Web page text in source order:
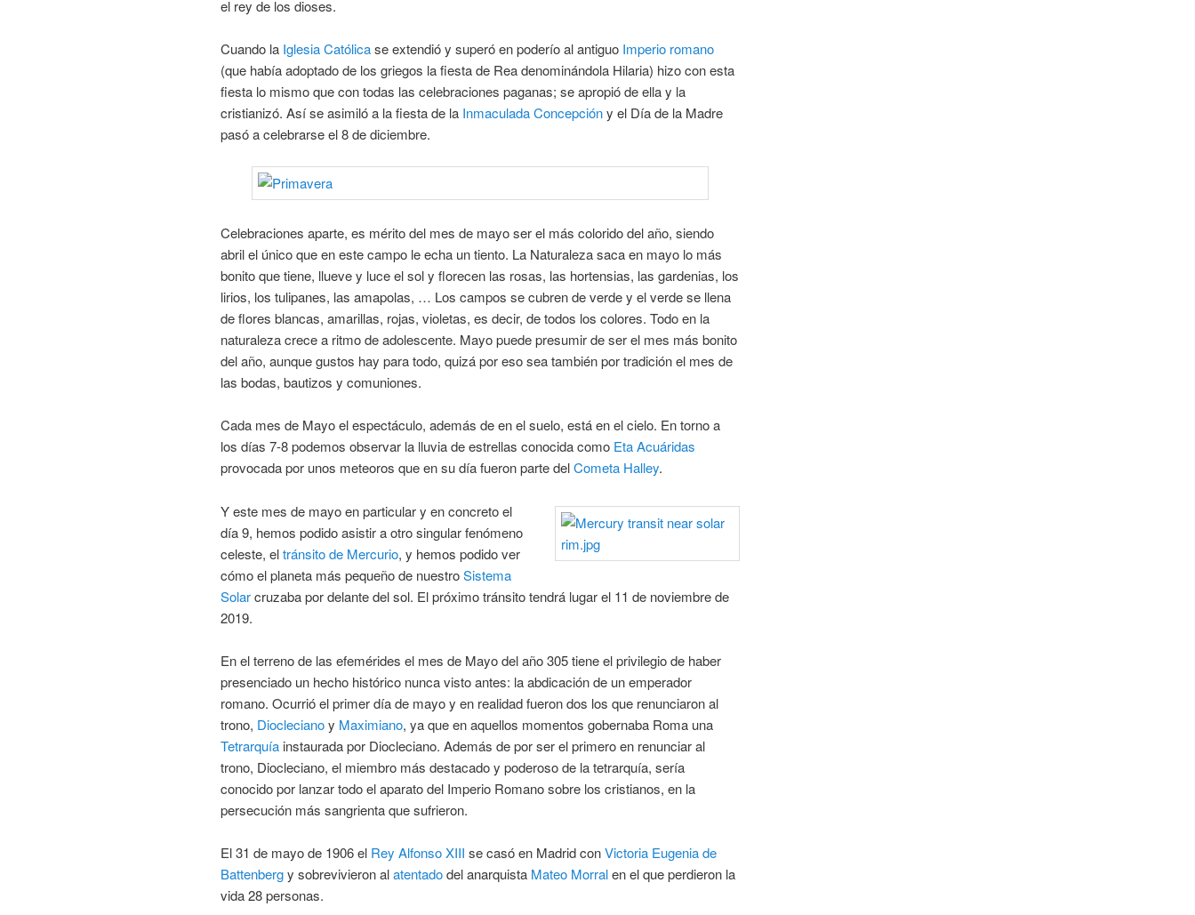
el rey de los dioses.
Cuando la Iglesia Católicase extendió y superó en poderío al antiguo Imperio romano
(que había adoptado de los griegos la fiesta de Rea denominándola Hilaria) hizo con esta
fiesta lo mismo que con todas las celebraciones paganas; se apropió de ella y la
cristianizó. Así se asimiló a la fiesta de la Inmaculada Concepcióny el Día de la Madre
pasó a celebrarse el 8 de diciembre.
Celebraciones aparte, es mérito del mes de mayo ser el más colorido del año, siendo
abril el único que en este campo le echa un tiento. La Naturaleza saca en mayo lo más
bonito que tiene, llueve y luce el sol y florecen las rosas, las hortensias, las gardenias, los
lirios, los tulipanes, las amapolas, … Los campos se cubren de verde y el verde se llena
de flores blancas, amarillas, rojas, violetas, es decir, de todos los colores. Todo en la
naturaleza crece a ritmo de adolescente. Mayo puede presumir de ser el mes más bonito
del año, aunque gustos hay para todo, quizá por eso sea también por tradición el mes de
las bodas, bautizos y comuniones.
Cada mes de Mayo el espectáculo, además de en el suelo, está en el cielo. En torno a
los días 7-8 podemos observar la lluvia de estrellas conocida como Eta Acuáridas
provocada por unos meteoros que en su día fueron parte delCometa Halley.
Y este mes de mayo en particular y en concreto el
día 9, hemos podido asistir a otro singular fenómeno
celeste, eltránsito de Mercurio, y hemos podido ver
cómo el planeta más pequeño de nuestroSistema
Solarcruzaba por delante del sol. El próximo tránsito tendrá lugar el 11 de noviembre de
2019.
En el terreno de las efemérides el mes de Mayo del año 305 tiene el privilegio de haber
presenciado un hecho histórico nunca visto antes: la abdicación de un emperador
romano. Ocurrió el primer día de mayo y en realidad fueron dos los que renunciaron al
trono, Dioclecianoy Maximiano, ya que en aquellos momentos gobernaba Roma una
Tetrarquía instaurada por Diocleciano. Además de por ser el primero en renunciar al
trono, Diocleciano, el miembro más destacado y poderoso de la tetrarquía, sería
conocido por lanzar todo el aparato del Imperio Romano sobre los cristianos, en la
persecución más sangrienta que sufrieron.
El 31 de mayo de 1906 el Rey Alfonso XIII se casó en Madrid conVictoria Eugenia de
Battenbergy sobrevivieron alatentadodel anarquista Mateo Morralen el que perdieron la
vida 28 personas.